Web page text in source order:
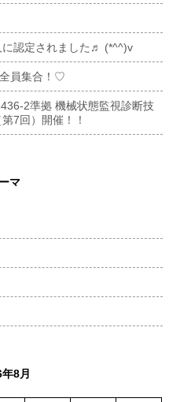
認定されました♬ (*^^)v
員集合！♡
2準拠 機械状態監視診断技
7回）開催！！
マ
8月